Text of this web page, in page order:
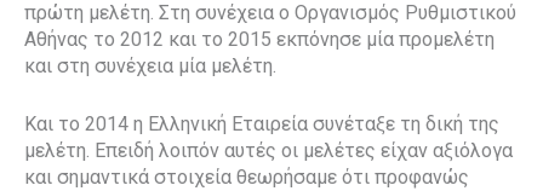
πρώτη μελέτη. Στη συνέχεια ο Οργανισμός Ρυθμιστικού
Αθήνας το 2012 και το 2015 εκπόνησε μία προμελέτη
και στη συνέχεια μία μελέτη.
Και το 2014 η Ελληνική Εταιρεία συνέταξε τη δική της
μελέτη. Επειδή λοιπόν αυτές οι μελέτες είχαν αξιόλογα
και σημαντικά στοιχεία θεωρήσαμε ότι προφανώς